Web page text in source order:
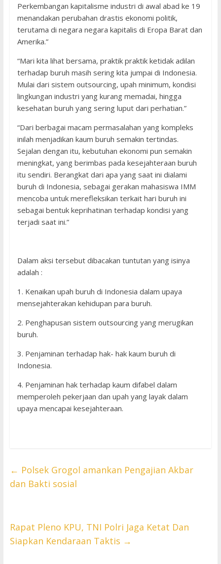
Perkembangan kapitalisme industri di awal abad ke 19
menandakan perubahan drastis ekonomi politik,
terutama di negara negara kapitalis di Eropa Barat dan
Amerika.”
“Mari kita lihat bersama, praktik praktik ketidak adilan
terhadap buruh masih sering kita jumpai di Indonesia.
Mulai dari sistem outsourcing, upah minimum, kondisi
lingkungan industri yang kurang memadai, hingga
kesehatan buruh yang sering luput dari perhatian.”
“Dari berbagai macam permasalahan yang kompleks
inilah menjadikan kaum buruh semakin tertindas.
Sejalan dengan itu, kebutuhan ekonomi pun semakin
meningkat, yang berimbas pada kesejahteraan buruh
itu sendiri. Berangkat dari apa yang saat ini dialami
buruh di Indonesia, sebagai gerakan mahasiswa IMM
mencoba untuk merefleksikan terkait hari buruh ini
sebagai bentuk keprihatinan terhadap kondisi yang
terjadi saat ini.”
Dalam aksi tersebut dibacakan tuntutan yang isinya
adalah :
1. Kenaikan upah buruh di Indonesia dalam upaya
mensejahterakan kehidupan para buruh.
2. Penghapusan sistem outsourcing yang merugikan
buruh.
3. Penjaminan terhadap hak- hak kaum buruh di
Indonesia.
4. Penjaminan hak terhadap kaum difabel dalam
memperoleh pekerjaan dan upah yang layak dalam
upaya mencapai kesejahteraan.
← Polsek Grogol amankan Pengajian Akbar
dan Bakti sosial
Rapat Pleno KPU, TNI Polri Jaga Ketat Dan
Siapkan Kendaraan Taktis →